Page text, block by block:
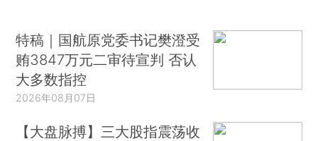
特稿｜国航原党委书记樊澄受
贿3847万元二审待宣判 否认
大多数指控
2026年08月07日
【大盘脉搏】三大股指震荡收